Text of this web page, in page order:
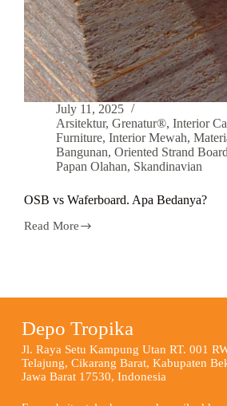
July 11, 2025
Arsitektur, Grenatur®, Interior
Furniture, Interior Mewah,
Bangunan, Oriented Strand Board
Papan Olahan, Skandinavian
OSB vs Waferboard. Apa Bedanya?
Read More
Depo Tropika
Jl. Raya Setu Kampung Utan RT. 001
Telajung, Cikarang Barat, Kabupaten
Jawa Barat 17530, Indonesia